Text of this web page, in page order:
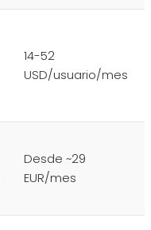
14-52
USD/usuario/mes
Desde ~29
EUR/mes